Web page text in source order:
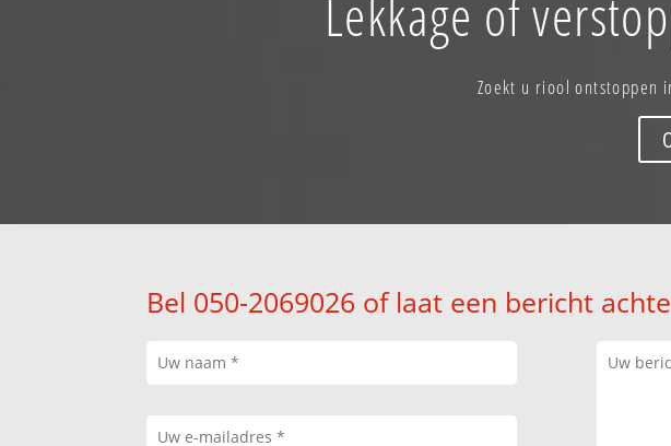
Lekkage of
Zoekt u riool ontstoppen
Bel 050-2069026 of laat een bericht